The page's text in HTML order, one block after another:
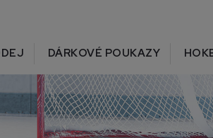
DÁRKOVÉ POUKAZY